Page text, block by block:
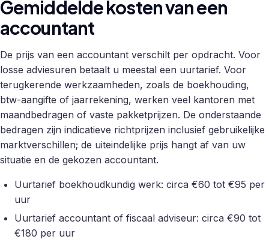
Gemiddelde kosten van een
accountant
De prijs van een accountant verschilt per opdracht. Voor
losse adviesuren betaalt u meestal een uurtarief. Voor
terugkerende werkzaamheden, zoals de boekhouding,
btw-aangifte of jaarrekening, werken veel kantoren met
maandbedragen of vaste pakketprijzen. De onderstaande
bedragen zijn indicatieve richtprijzen inclusief gebruikelijke
marktverschillen; de uiteindelijke prijs hangt af van uw
situatie en de gekozen accountant.
Uurtarief boekhoudkundig werk: circa €60 tot €95 per
uur
Uurtarief accountant of fiscaal adviseur: circa €90 tot
€180 per uur